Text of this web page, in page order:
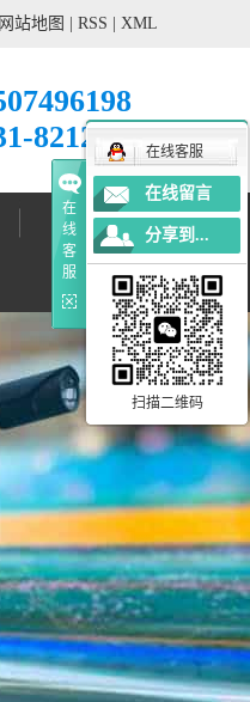
网站地图 RSS XML
82121678
工程案例
灯杆案例
标志杆案例
标志牌案例
信号灯案例
更多案例
在
线
客
服
在线客服
在线留言
分享到...
扫描二维码